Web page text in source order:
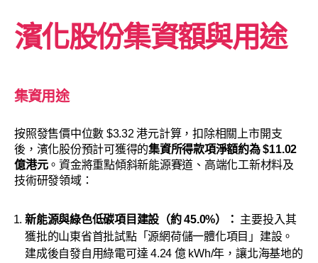
濱化股份集資額與用途
集資用途
按照發售價中位數 $3.32 港元計算，扣除相關上市開支
後，濱化股份預計可獲得的集資所得款項淨額約為 $11.02
億港元。資金將重點傾斜新能源賽道、高端化工新材料及
技術研發領域：
新能源與綠色低碳項目建設（約 45.0%）： 主要投入其
獲批的山東省首批試點「源網荷儲一體化項目」建設。
建成後自發自用綠電可達 4.24 億 kWh/年，讓北海基地的